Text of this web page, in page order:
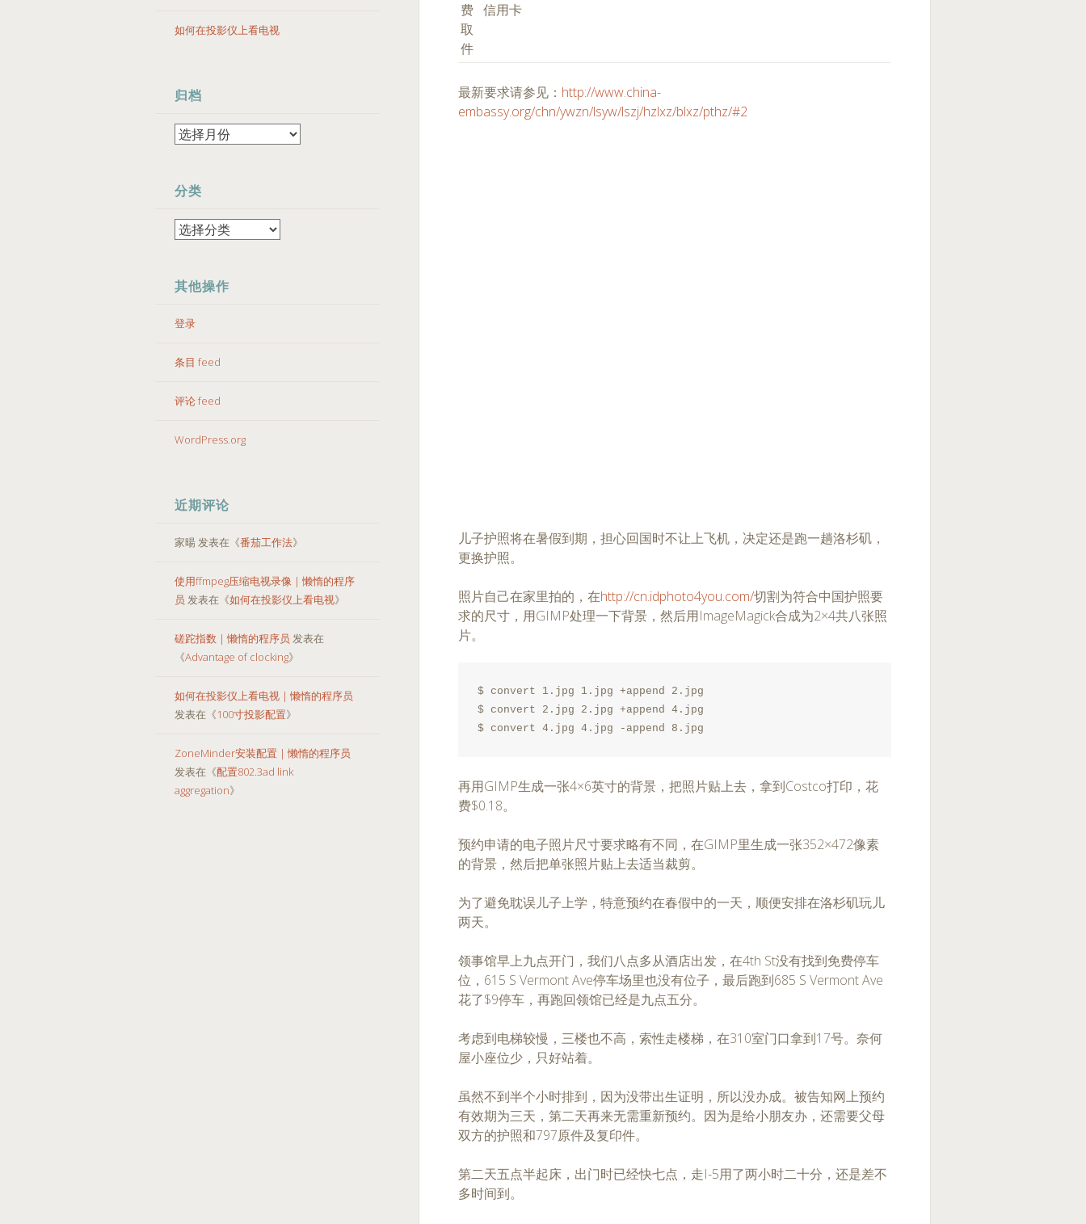
如何在投影仪上看电视
归档
分类
其他操作
登录
条目 feed
评论 feed
WordPress.org
近期评论
家暘发表在《番茄工作法》
使用ffmpeg压缩电视录像 | 懒惰的程序
员 发表在《如何在投影仪上看电视》
磋跎指数 | 懒惰的程序员 发表在
《Advantage of clocking》
如何在投影仪上看电视 | 懒惰的程序员
发表在《100寸投影配置》
ZoneMinder安装配置 | 懒惰的程序员
发表在《配置802.3ad link
aggregation》
费
取
件
信用卡
最新要求请参见： http://www.china-
embassy.org/chn/ywzn/lsyw/lszj/hzlxz/blxz/pthz/#2
儿子护照将在暑假到期，担心回国时不让上飞机，决定还是跑一趟洛杉矶，
更换护照。
照片自己在家里拍的，在http://cn.idphoto4you.com/切割为符合中国护照要
求的尺寸，用GIMP处理一下背景，然后用ImageMagick合成为2×4共八张照
片。
$ convert 1.jpg 1.jpg +append 2.jpg
$ convert 2.jpg 2.jpg +append 4.jpg
$ convert 4.jpg 4.jpg -append 8.jpg
再用GIMP生成一张4×6英寸的背景，把照片贴上去，拿到Costco打印，花
费$0.18。
预约申请的电子照片尺寸要求略有不同，在GIMP里生成一张352×472像素
的背景，然后把单张照片贴上去适当裁剪。
为了避免耽误儿子上学，特意预约在春假中的一天，顺便安排在洛杉矶玩儿
两天。
领事馆早上九点开门，我们八点多从酒店出发，在4th St没有找到免费停车
位，615 S Vermont Ave停车场里也没有位子，最后跑到685 S Vermont Ave
花了$9停车，再跑回领馆已经是九点五分。
考虑到电梯较慢，三楼也不高，索性走楼梯，在310室门口拿到17号。奈何
屋小座位少，只好站着。
虽然不到半个小时排到，因为没带出生证明，所以没办成。被告知网上预约
有效期为三天，第二天再来无需重新预约。因为是给小朋友办，还需要父母
双方的护照和797原件及复印件。
第二天五点半起床，出门时已经快七点，走I-5用了两小时二十分，还是差不
多时间到。